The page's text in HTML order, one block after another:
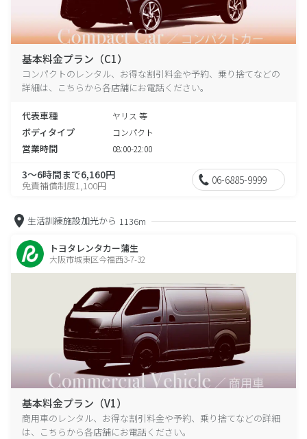
基本料金プラン（C1）
コンパクトのレンタル、お得な割引料金や予約、乗り捨てなどの
詳細は、こちらから各店舗にお電話ください。
代表車種 ヤリス 等
ボディタイプ コンパクト
営業時間 08:00-22:00
3～6時間まで6,160円
免責補償制度1,100円 06-6885-9999
生活訓練施設加光から 1136m
トヨタレンタカー蒲生
大阪市城東区今福西3-7-32
基本料金プラン（V1）
商用車のレンタル、お得な割引料金や予約、乗り捨てなどの詳細
は、こちらから各店舗にお電話ください。